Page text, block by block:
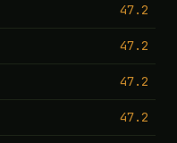
47.2
47.2
47.2
47.2